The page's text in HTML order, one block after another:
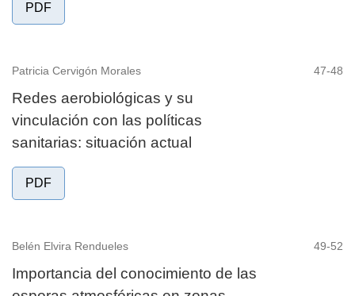
PDF
Patricia Cervigón Morales 47-48
Redes aerobiológicas y su
vinculación con las políticas
sanitarias: situación actual
PDF
Belén Elvira Rendueles 49-52
Importancia del conocimiento de las